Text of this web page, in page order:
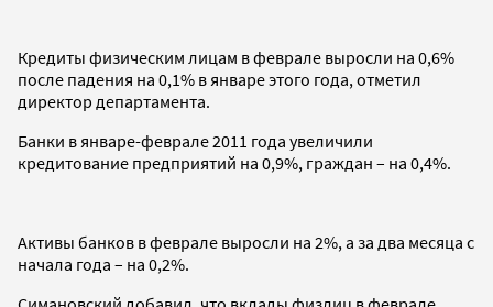
Кредиты физическим лицам в феврале выросли на 0,6%
после падения на 0,1% в январе этого года, отметил
директор департамента.
Банки в январе-феврале 2011 года увеличили
кредитование предприятий на 0,9%, граждан – на 0,4%.
Активы банков в феврале выросли на 2%, а за два месяца с
начала года – на 0,2%.